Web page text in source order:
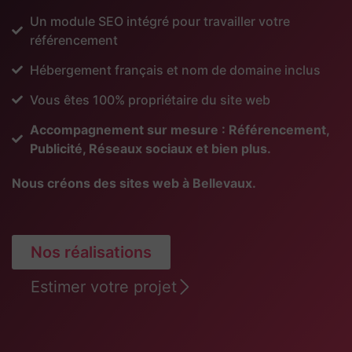
Un module SEO intégré pour travailler votre
référencement
Hébergement français et nom de domaine inclus
Vous êtes 100% propriétaire du site web
Accompagnement sur mesure : Référencement,
Publicité, Réseaux sociaux et bien plus.
Nous créons des sites web à Bellevaux.
Nos réalisations
Estimer votre projet